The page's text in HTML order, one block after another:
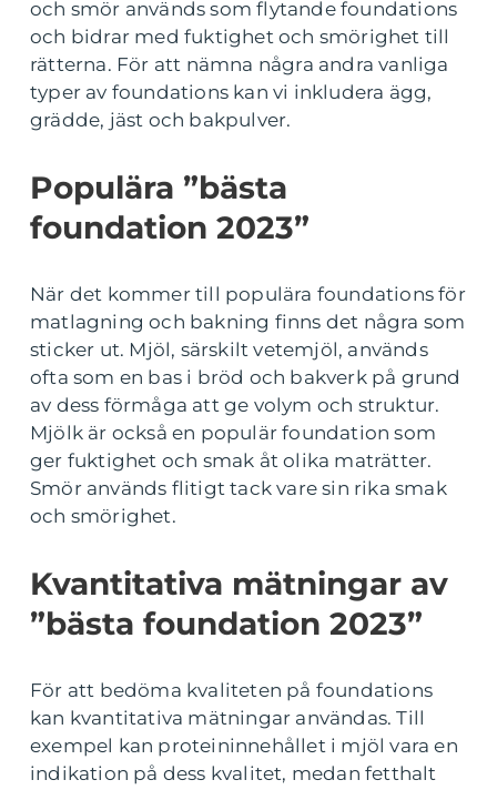
och smör används som flytande foundations
och bidrar med fuktighet och smörighet till
rätterna. För att nämna några andra vanliga
typer av foundations kan vi inkludera ägg,
grädde, jäst och bakpulver.
Populära ”bästa
foundation 2023”
När det kommer till populära foundations för
matlagning och bakning finns det några som
sticker ut. Mjöl, särskilt vetemjöl, används
ofta som en bas i bröd och bakverk på grund
av dess förmåga att ge volym och struktur.
Mjölk är också en populär foundation som
ger fuktighet och smak åt olika maträtter.
Smör används flitigt tack vare sin rika smak
och smörighet.
Kvantitativa mätningar av
”bästa foundation 2023”
För att bedöma kvaliteten på foundations
kan kvantitativa mätningar användas. Till
exempel kan proteininnehållet i mjöl vara en
indikation på dess kvalitet, medan fetthalt